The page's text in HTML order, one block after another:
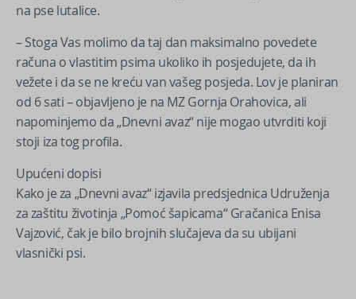
na pse lutalice.
– Stoga Vas molimo da taj dan maksimalno povedete
računa o vlastitim psima ukoliko ih posjedujete, da ih
vežete i da se ne kreću van vašeg posjeda. Lov je planiran
od 6 sati – objavljeno je na MZ Gornja Orahovica, ali
napominjemo da „Dnevni avaz“ nije mogao utvrditi koji
stoji iza tog profila.
Upućeni dopisi
Kako je za „Dnevni avaz“ izjavila predsjednica Udruženja
za zaštitu životinja „Pomoć šapicama“ Gračanica Enisa
Vajzović, čak je bilo brojnih slučajeva da su ubijani
vlasnički psi.